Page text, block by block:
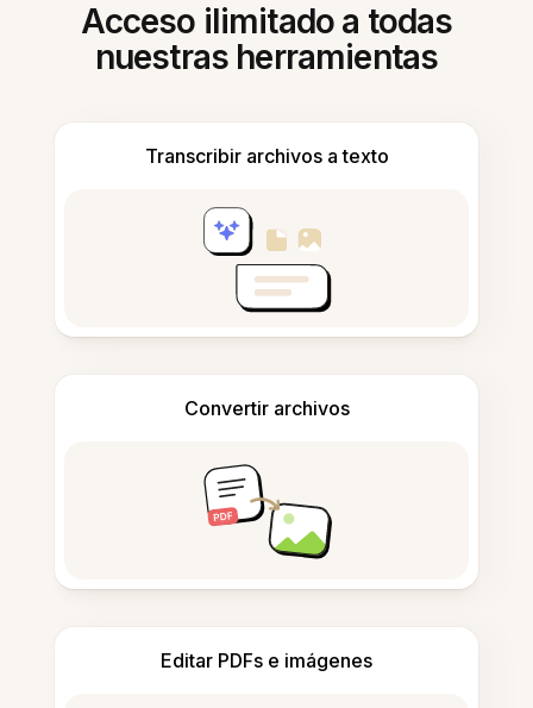
Acceso ilimitado a todas
nuestras herramientas
Transcribir archivos a texto
Convertir archivos
Editar PDFs e imágenes